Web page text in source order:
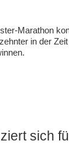
Marathon
in der
sich